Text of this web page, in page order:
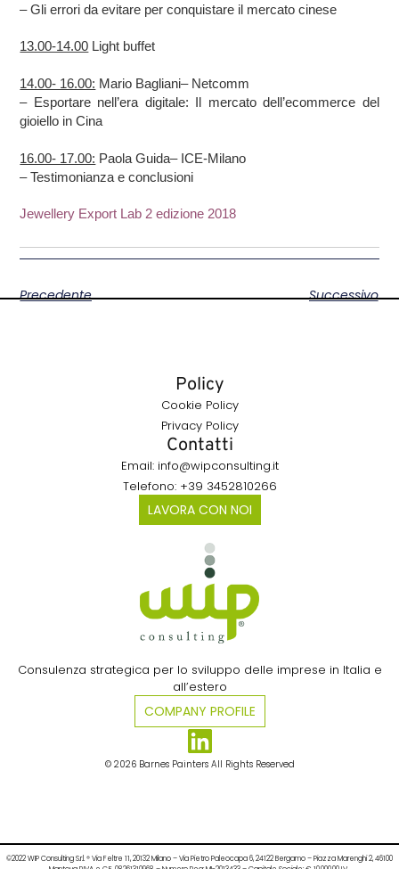
– Gli errori da evitare per conquistare il mercato cinese
13.00-14.00 Light buffet
14.00- 16.00: Mario Bagliani– Netcomm
– Esportare nell’era digitale: Il mercato dell’ecommerce del
gioiello in Cina
16.00- 17.00: Paola Guida– ICE-Milano
– Testimonianza e conclusioni
Jewellery Export Lab 2 edizione 2018
Precedente Successivo
Consulenza strategica per lo sviluppo delle imprese in Italia e
all’estero​
COMPANY PROFILE
© 2026 Barnes Painters All Rights Reserved
Policy
Cookie Policy
Privacy Policy
Contatti
Email: info@wipconsulting.it
Telefono: +39 3452810266
LAVORA CON NOI
©2022 WIP Consulting S.r.l. ® Via Feltre 11, 20132 Milano – Via Pietro Paleocapa 6, 24122 Bergamo – Piazza Marenghi 2, 46100